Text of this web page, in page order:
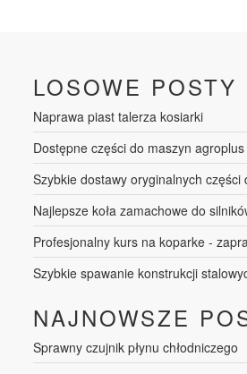
LOSOWE POSTY
Naprawa piast talerza kosiarki
Dostępne części do maszyn agroplus
Szybkie dostawy oryginalnych części
Najlepsze koła zamachowe do
Profesjonalny kurs na koparke -
Szybkie spawanie konstrukcji
NAJNOWSZE
Sprawny czujnik płynu chłodniczego